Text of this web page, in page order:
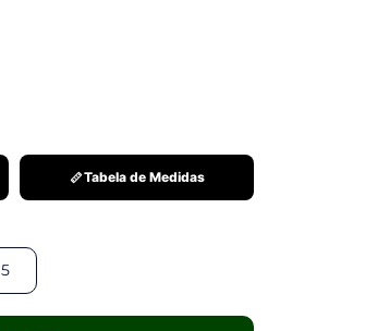
Tabela de Medidas
5